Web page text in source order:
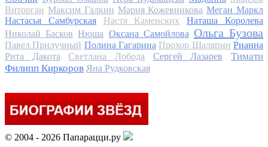
Виторган Максим Галкин Мария Кожевникова Меган Маркл
Настасья Самбурская
Настя Каменских
Наташа Королева
Николай Басков Нюша Оксана Самойлова Ольга Бузова
Павел Прилучный Полина Гагарина Прохор Шаляпин Рианна
Рита Дакота
Светлана Лобода Сергей Лазарев
Тимати
Филипп Киркоров Яна Рудковская
© 2004 - 2026 Папарацци.ру